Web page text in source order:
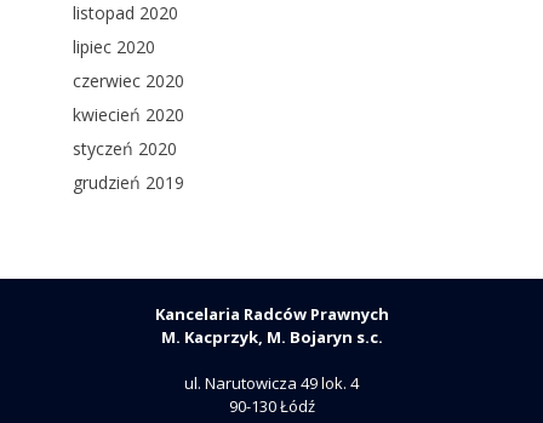
listopad 2020
lipiec 2020
czerwiec 2020
kwiecień 2020
styczeń 2020
grudzień 2019
Kancelaria Radców Prawnych
M. Kacprzyk, M. Bojaryn s.c.
ul. Narutowicza 49 lok. 4
90-130 Łódź